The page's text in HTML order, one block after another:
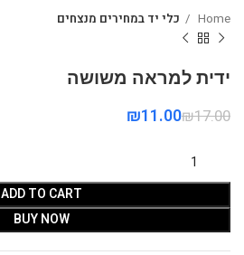
Home כלי יד במחירים מנצחים
ידית למראה משושה
₪17.00
₪11.00
ADD TO CART
BUY NOW